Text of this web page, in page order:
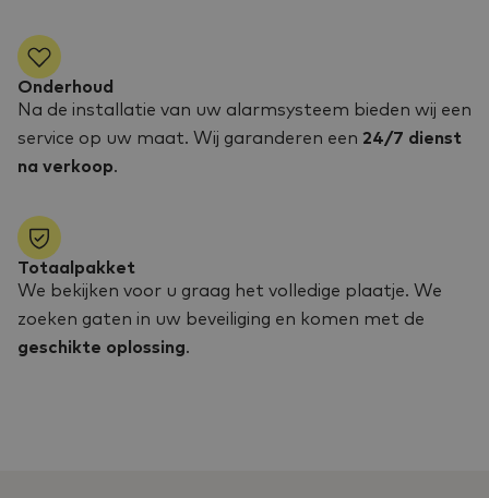
Onderhoud
Na de installatie van uw alarmsysteem bieden wij een
service op uw maat. Wij garanderen een 24/7 dienst
na verkoop.
Totaalpakket
We bekijken voor u graag het volledige plaatje. We
zoeken gaten in uw beveiliging en komen met de
geschikte oplossing.